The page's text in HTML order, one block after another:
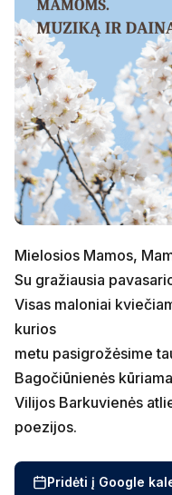
Mielosios Mamos,
Su gražiausia
Visas maloniai
kurios
metu pasigrožėsime
Bagočiūnienės
Vilijos Barkuvienės
poezijos.
Pridėti į Google